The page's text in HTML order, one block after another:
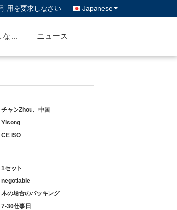
引用を要求しなさい Japanese
私達に連絡しなさい ニュース
チャンZhou、中国
Yisong
CE ISO
1セット
negotiable
木の場合のパッキング
7-30仕事日